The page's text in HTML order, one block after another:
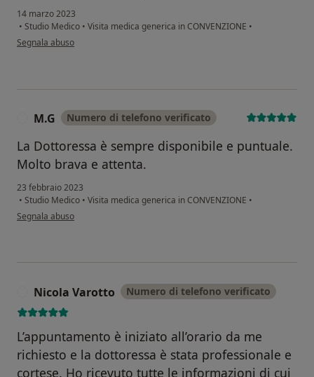
14 marzo 2023
• Studio Medico • Visita medica generica in CONVENZIONE •
secondo l'opinione dell'utente Paziente
Segnala abuso
M.G Numero di telefono verificato
La Dottoressa è sempre disponibile e puntuale.
Molto brava e attenta.
23 febbraio 2023
• Studio Medico • Visita medica generica in CONVENZIONE •
secondo l'opinione dell'utente M.G
Segnala abuso
Nicola Varotto Numero di telefono verificato
L’appuntamento è iniziato all’orario da me
richiesto e la dottoressa è stata professionale e
cortese. Ho ricevuto tutte le informazioni di cui